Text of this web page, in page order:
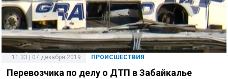
11:33 | 07 декабря 2019 ПРОИСШЕСТВИЯ
Перевозчика по делу о ДТП в Забайкалье